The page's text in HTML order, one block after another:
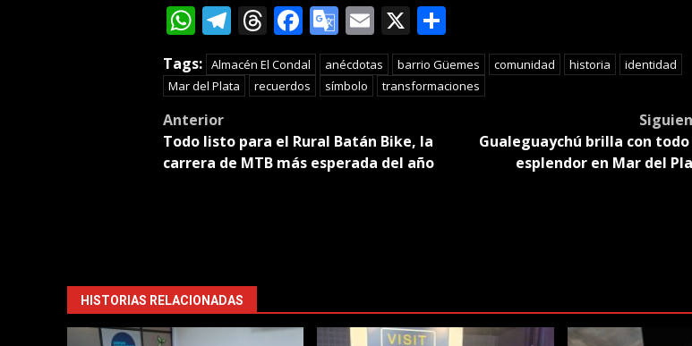
WhatsApp
Telegram
Threads
Facebook
Google
Translate
Email
X Compartir
Tags: Almacén El Condal anécdotas barrio Güemes comunidad historia
identidad
Mar del Plata
recuerdos símbolo transformaciones
Post
navigation
Anterior
Todo listo para el Rural Batán Bike, la
carrera de MTB más esperada del año
Gualeguaychú brilla con todo
esplendor en Mar del
HISTORIAS RELACIONADAS